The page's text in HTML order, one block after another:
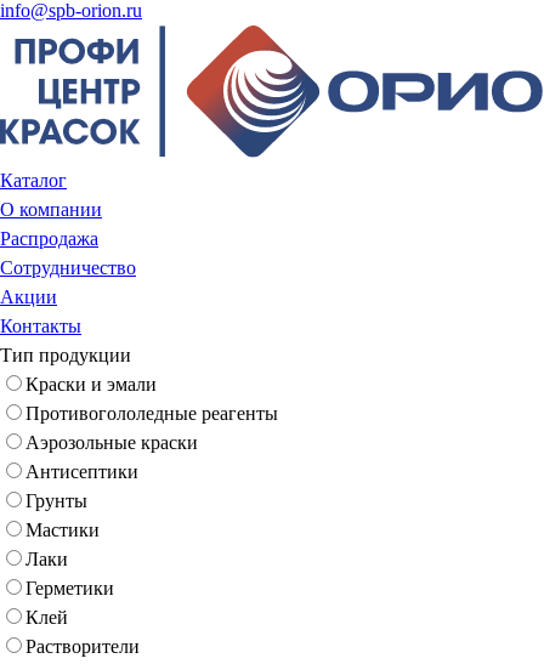
info@spb-orion.ru
Каталог
О компании
Распродажа
Сотрудничество
Акции
Контакты
Тип продукции
Краски и эмали
Противогололедные реагенты
Аэрозольные краски
Антисептики
Грунты
Мастики
Лаки
Герметики
Клей
Растворители